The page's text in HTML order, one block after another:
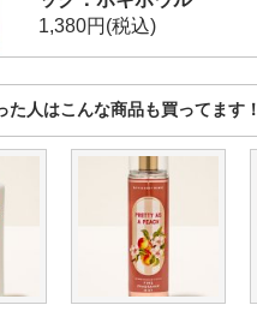
1,380円(税込)
た人はこんな商品も買ってます！